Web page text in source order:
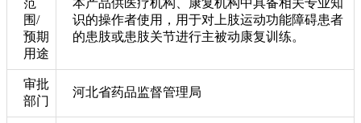
围/
预期
用途
识的操作者使用，用于对上肢运动功能障碍患者
的患肢或患肢关节进行主被动康复训练。
审批
部门
河北省药品监督管理局